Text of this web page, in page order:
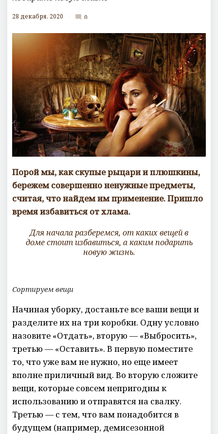
28 декабря, 2020 mode_comment 0
о
м
м
е
н
т
а
р
и
е
в
Порой мы, как скупые рыцари и плюшкины,
бережем совершенно ненужные предметы,
считая, что найдем им применение. Пришло
время избавиться от хлама.
Для начала разберемся, от каких вещей в
доме стоит избавиться, а каким подарить
новую жизнь.
Сортируем вещи
Начиная уборку, достаньте все ваши вещи и
разделите их на три коробки. Одну условно
назовите «Отдать», вторую — «Выбросить»,
третью — «Оставить». В первую поместите
то, что уже вам не нужно, но еще имеет
вполне приличный вид. Во вторую сложите
вещи, которые совсем непригодны к
использованию и отправятся на свалку.
Третью — с тем, что вам понадобится в
будущем (например, демисезонной